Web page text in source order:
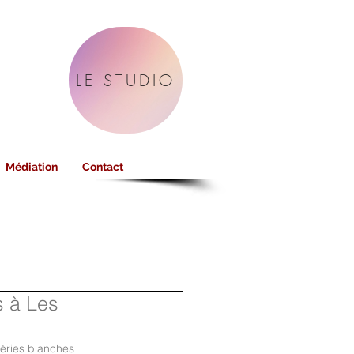
Médiation Contact
LE STUDIO
à Les
blanches